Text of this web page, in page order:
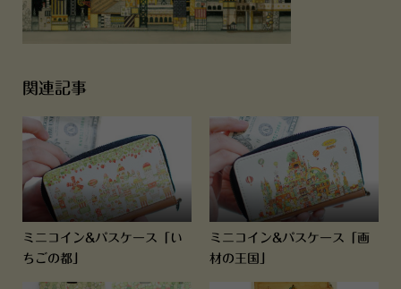
関連記事
ミニコイン&パスケース「い
ちごの都」
ミニコイン&パスケース「画
材の王国」